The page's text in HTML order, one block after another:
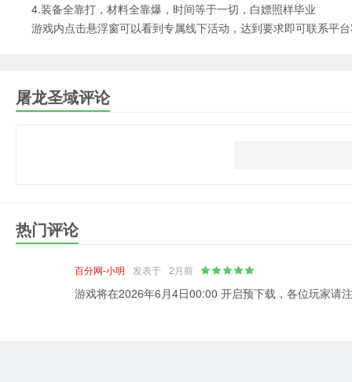
4.装备全靠打，材料全靠爆，时间等于一切，白嫖照样毕业
游戏内点击悬浮窗可以看到专属线下活动，达到要求即可联系平
屠龙圣域评论
热门评论
百分网-小明 发表于 2月前
游戏将在2026年6月4日00:00 开启预下载，各位玩家请